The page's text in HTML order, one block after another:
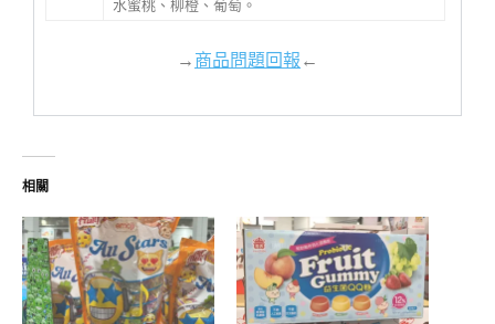
水蜜桃、柳橙、葡萄。
→商品問題回報←
相關